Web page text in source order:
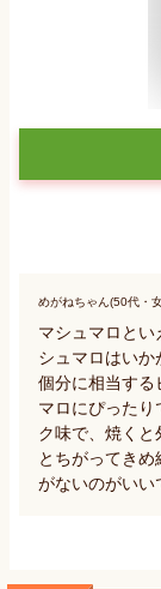
めがねちゃん(50代・
マシュマロと
シュマロはい
個分に相当する
マロにぴった
ク味で、焼く
とちがってき
がないのがいい